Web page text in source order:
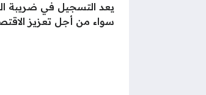
يعد التسجيل في ضريبة
سواء من أجل تعزيز